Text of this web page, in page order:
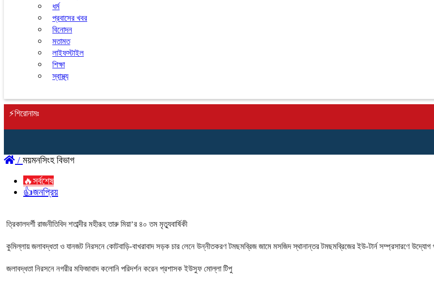
ধর্ম
প্রবাসের খবর
বিনোদন
মতামত
লাইফস্টাইল
শিক্ষা
স্বাস্থ্য
⚡শিরোনামঃ
/ ময়মনসিংহ বিভাগ
🔥সর্বশেষ
👍জনপ্রিয়
ত্রিকালদর্শী রাজনীতিবিদ শতাব্দীর মহীরূহ তারু মিয়া’র ৪০ তম মৃত্যুবার্ষিকী
কুমিল্লায় জলাবদ্ধতা ও যানজট নিরসনে কোটবাড়ি-বাখরাবাদ সড়ক চার লেনে উন্নীতকরণ টমছমব্রিজ জামে মসজিদ স্থানান্তর টমছমব্রিজের ইউ-টার্ন সম্প্রসারণে উদ্যোগ
জলাবদ্ধতা নিরসনে নগরীর মফিজাবাদ কলোনি পরিদর্শন করেন প্রশাসক ইউসুফ মোল্লা টিপু